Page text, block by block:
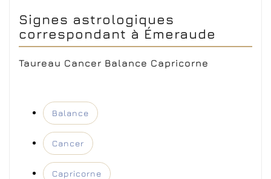
Signes astrologiques
correspondant à Émeraude
Taureau Cancer Balance Capricorne
Balance
Cancer
Capricorne